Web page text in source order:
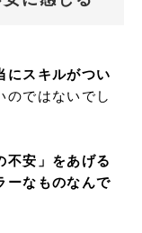
にスキルがつい
のではないでし
不安」をあげる
ーなものなんで